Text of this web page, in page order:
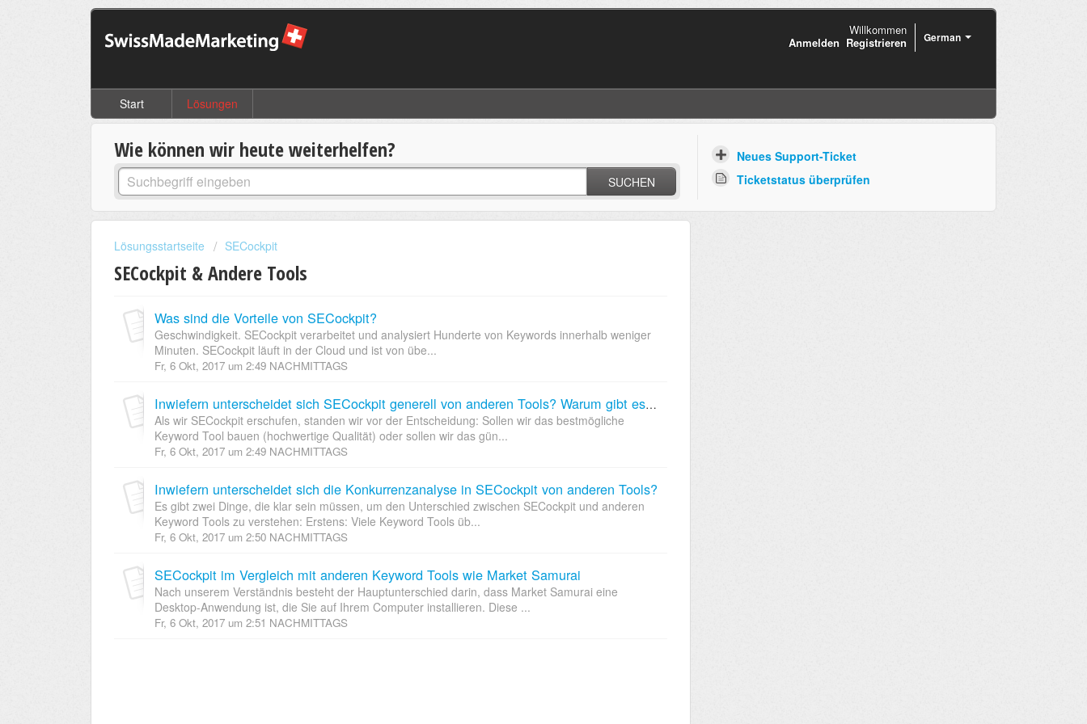
German
Willkommen
Anmelden Registrieren
Start Lösungen
Wie können wir heute weiterhelfen?
SUCHEN
Neues Support-Ticket
Ticketstatus überprüfen
Lösungsstartseite SECockpit
SECockpit & Andere Tools
Was sind die Vorteile von SECockpit?
Geschwindigkeit. SECockpit verarbeitet und analysiert Hunderte von Keywords innerhalb weniger
Minuten. SECockpit läuft in der Cloud und ist von übe...
Fr, 6 Okt, 2017 um 2:49 NACHMITTAGS
Inwiefern unterscheidet sich SECockpit generell von anderen Tools? Warum gibt es SECockpit nur im Abo (und nicht als Einmalkauf)?
Als wir SECockpit erschufen, standen wir vor der Entscheidung: Sollen wir das bestmögliche
Keyword Tool bauen (hochwertige Qualität) oder sollen wir das gün...
Fr, 6 Okt, 2017 um 2:49 NACHMITTAGS
Inwiefern unterscheidet sich die Konkurrenzanalyse in SECockpit von anderen Tools?
Es gibt zwei Dinge, die klar sein müssen, um den Unterschied zwischen SECockpit und anderen
Keyword Tools zu verstehen: Erstens: Viele Keyword Tools üb...
Fr, 6 Okt, 2017 um 2:50 NACHMITTAGS
SECockpit im Vergleich mit anderen Keyword Tools wie Market Samurai
Nach unserem Verständnis besteht der Hauptunterschied darin, dass Market Samurai eine
Desktop-Anwendung ist, die Sie auf Ihrem Computer installieren. Diese ...
Fr, 6 Okt, 2017 um 2:51 NACHMITTAGS